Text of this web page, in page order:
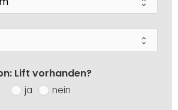
Lift vorhanden?
ja nein